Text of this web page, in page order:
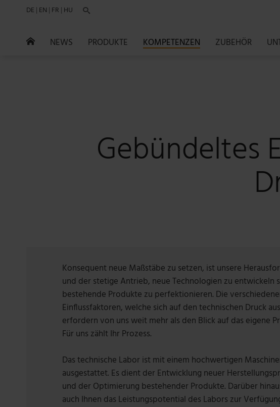
DE | EN | FR | HU 
 NEWS PRODUKTE KOMPETENZEN ZUBEHÖR
Gebündeltes
Konsequent neue Maßstäbe zu setzen, ist unsere
und der stetige Antrieb, neue Technologien zu entwickeln
bestehende Produkte zu perfektionieren. Die
Einflussfaktoren, welche sich auf den technischen Druck
erfordern von uns weit mehr als den Blick auf das eigene
Für uns zählt Ihr Prozess.
Das technische Labor ist mit einem hochwertigen
ausgestattet. Es dient der Entwicklung neuer
und der Optimierung bestehender Produkte. Darüber
auch Ihnen das Leistungspotential des Labors zur